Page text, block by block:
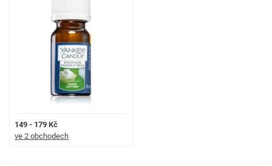
149 - 179 Kč
ve 2 obchodech